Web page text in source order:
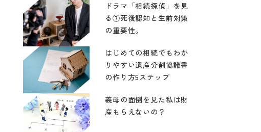
ドラマ「相続探偵」を見
る⑦死後認知と生前対策
の重要性。
はじめての相続でもわか
りやすい遺産分割協議書
の作り方5ステップ
義母の面倒を見た私は財
産もらえないの？